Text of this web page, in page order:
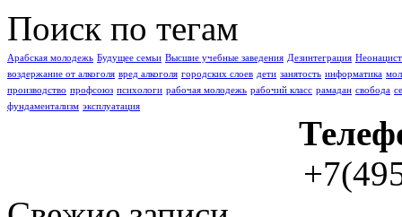
Поиск по тегам
Арабская молодежь Буду­щее семьи Высшие учебные заведения Дезинтеграция
воздержание от алкоголя вред алкоголя городских слоев дети занятость информатика
производство профсоюз психологи рабочая молодежь рабочий класс рамадан свобода
фундаментализм эксплуатация